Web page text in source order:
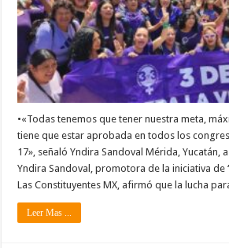
•«Todas tenemos que tener nuestra meta,
tiene que estar aprobada en todos los
17», señaló Yndira Sandoval Mérida, Yucatán,
Yndira Sandoval, promotora de la iniciativa de
Las Constituyentes MX, afirmó que la lucha
Leer Mas ...